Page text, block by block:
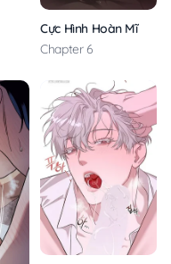
Cực Hình Hoàn Mĩ
Chapter 6